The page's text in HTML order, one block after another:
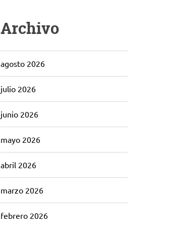
Archivo
agosto 2026
julio 2026
junio 2026
mayo 2026
abril 2026
marzo 2026
febrero 2026